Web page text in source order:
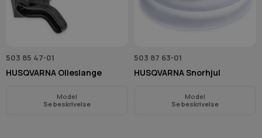
503 85 47-01
HUSQVARNA Olieslange
Model
Se beskrivelse
503 87 63-01
HUSQVARNA Snorhjul
Model
Se beskrivelse